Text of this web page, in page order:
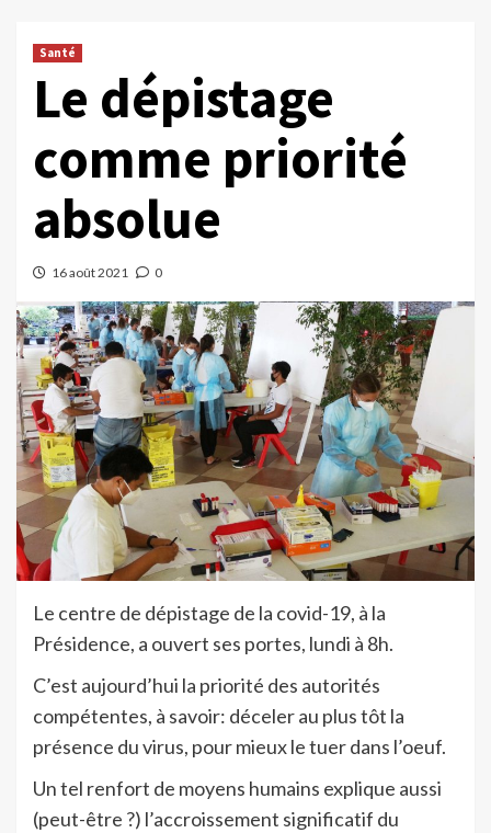
Santé
Le dépistage
comme priorité
absolue
16 août 2021 0
Le centre de dépistage de la covid-19, à la
Présidence, a ouvert ses portes, lundi à 8h.
C’est aujourd’hui la priorité des autorités
compétentes, à savoir: déceler au plus tôt la
présence du virus, pour mieux le tuer dans l’oeuf.
Un tel renfort de moyens humains explique aussi
(peut-être ?) l’accroissement significatif du